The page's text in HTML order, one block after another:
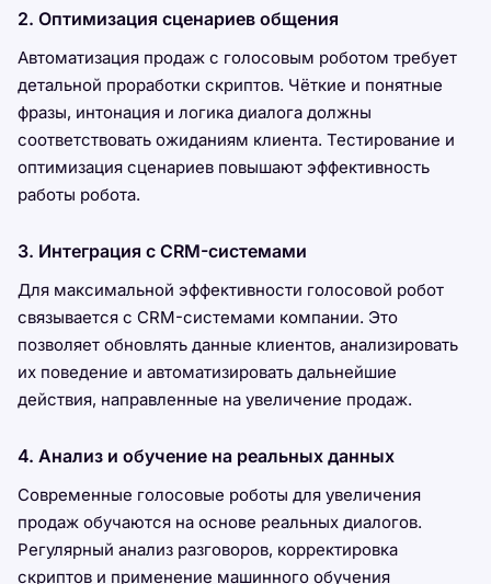
2. Оптимизация сценариев общения
Автоматизация продаж с голосовым роботом требует
детальной проработки скриптов. Чёткие и понятные
фразы, интонация и логика диалога должны
соответствовать ожиданиям клиента. Тестирование и
оптимизация сценариев повышают эффективность
работы робота.
3. Интеграция с CRM-системами
Для максимальной эффективности голосовой робот
связывается с CRM-системами компании. Это
позволяет обновлять данные клиентов, анализировать
их поведение и автоматизировать дальнейшие
действия, направленные на увеличение продаж.
4. Анализ и обучение на реальных данных
Современные голосовые роботы для увеличения
продаж обучаются на основе реальных диалогов.
Регулярный анализ разговоров, корректировка
скриптов и применение машинного обучения